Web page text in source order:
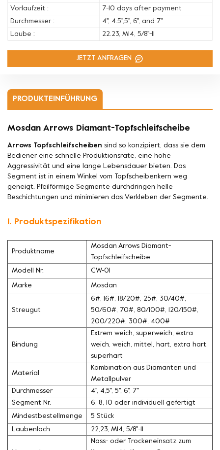
Vorlaufzeit :
7-10 days after payment
Durchmesser :
4'', 4.5'',5'', 6'', and 7''
Laube :
22.23, M14, 5/8''-11
JETZT ANFRAGEN
PRODUKTEINFÜHRUNG
Mosdan Arrows Diamant-Topfschleifscheibe
Arrows Topfschleifscheiben sind so konzipiert, dass sie dem
Bediener eine schnelle Produktionsrate, eine hohe
Aggressivität und eine lange Lebensdauer bieten. Das
Segment ist in einem Winkel vom Topfscheibenkern weg
geneigt. Pfeilförmige Segmente durchdringen helle
Beschichtungen und minimieren das Verkleben der Segmente.
1. Produktspezifikation
Produktname
Mosdan Arrows Diamant-
Topfschleifscheibe
Modell Nr. CW-01
Marke Mosdan
Streugut
6#, 16#, 18/20#, 25#, 30/40#,
50/60#, 70#, 80/100#, 120/150#,
200/220#, 300#, 400#
Bindung
Extrem weich, superweich, extra
weich, weich, mittel, hart, extra hart,
superhart
Material
Kombination aus Diamanten und
Metallpulver
Durchmesser
4'', 4,5'', 5'', 6'', 7''
Segment Nr.
6, 8, 10 oder individuell gefertigt
Mindestbestellmenge 5 Stück
Laubenloch 22,23, M14, 5/8''-11
Nass- oder Trockeneinsatz zum